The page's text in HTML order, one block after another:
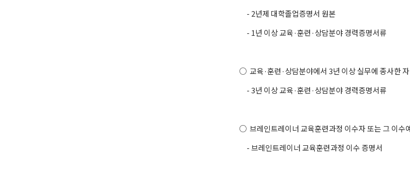
- 2년제 대학졸업증명서 원본
- 1년 이상 교육·훈련·상담분야 경력증명서류
○ 교육·훈련·상담분야에서 3년 이상 실무에 종사한 자
- 3년 이상 교육·훈련·상담분야 경력증명서류
○ 브레인트레이너 교육훈련과정 이수자 또는 그 이수
- 브레인트레이너 교육훈련과정 이수 증명서